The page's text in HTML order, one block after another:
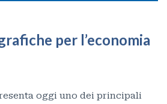
per l’economia
oggi uno dei principali